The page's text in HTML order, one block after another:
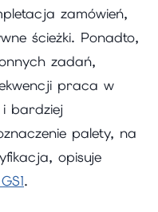
zamówień,
ścieżki. Ponadto,
zadań,
praca w
i bardziej
palety, na
opisuje
.